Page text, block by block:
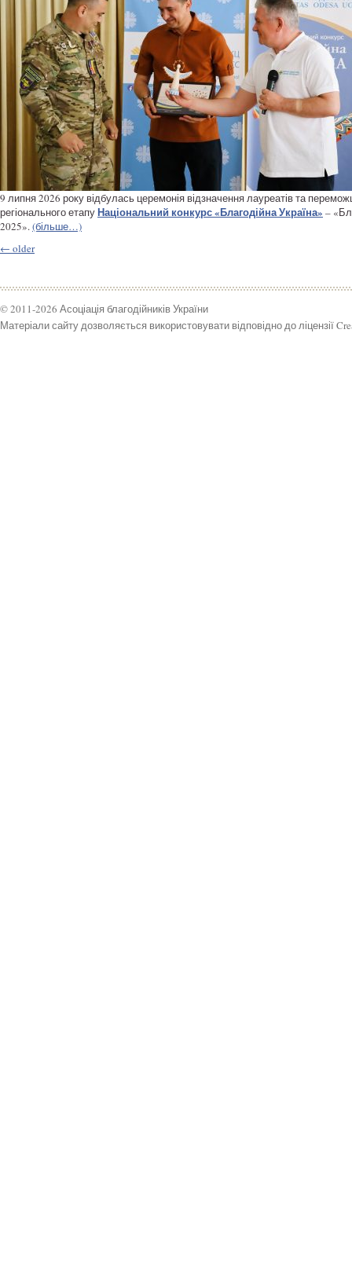
9 липня 2026 року відбулась церемонія відзначення лауреатів та
регіонального етапуНаціональний конкурс «Благодійна Україна» –
2025».(більше…)
← older
© 2011-2026 Асоціація благодійників України
Матеріали сайту дозволяється використовувати відповідно до ліцензії